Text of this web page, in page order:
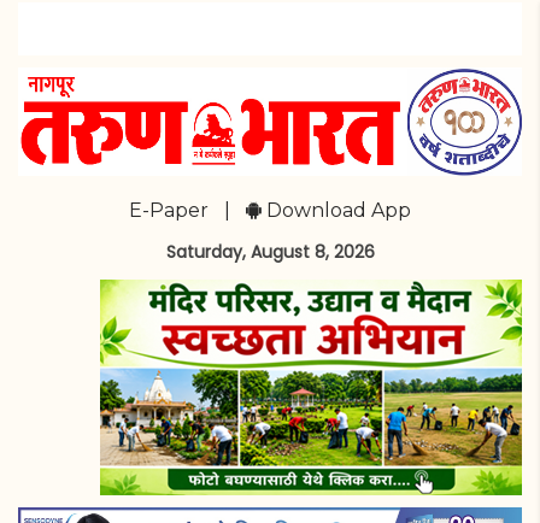
E-Paper Download App
Saturday, August 8, 2026